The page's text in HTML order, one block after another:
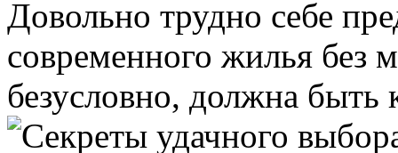
Довольно трудно себе
современного жилья без
безусловно, должна быть